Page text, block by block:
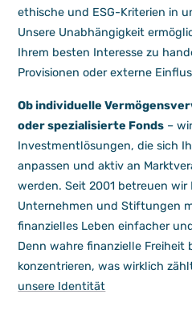
ethische und ESG-Kriterien in
Unsere Unabhängigkeit
Ihrem besten Interesse zu
Provisionen oder externe
Ob individuelle
oder spezialisierte Fonds –
Investmentlösungen, die sich
anpassen und aktiv an
werden. Seit 2001 betreuen wir
Unternehmen und Stiftungen
finanzielles Leben einfacher
Denn wahre finanzielle
konzentrieren, was wirklich
unsere Identität